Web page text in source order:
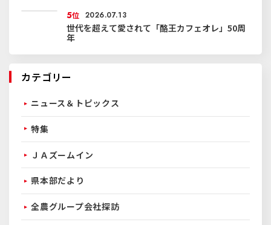
5位 2026.07.13
世代を超えて愛されて「酪王カフェオレ」50周
年
カテゴリー
ニュース＆トピックス
特集
ＪＡズームイン
県本部だより
全農グループ会社探訪